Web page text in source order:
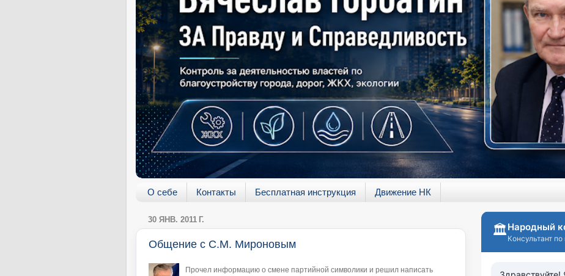
О себе Контакты Бесплатная инструкция Движение НК
30 ЯНВ. 2011 Г.
Общение с С.М. Мироновым
Прочел информацию о смене партийной символики и решил написать